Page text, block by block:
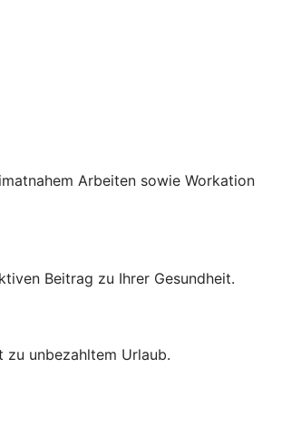
Arbeiten sowie Workation
Beitrag zu Ihrer Gesundheit.
zu unbezahltem Urlaub.